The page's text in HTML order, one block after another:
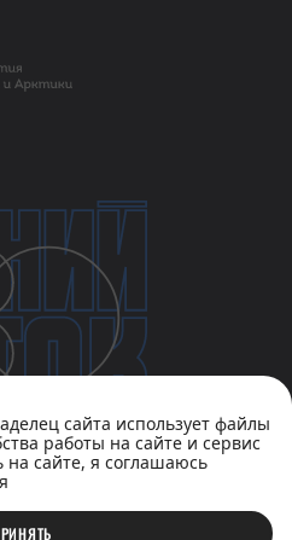
сайта использует файлы
работы на сайте и сервис
на сайте, я соглашаюсь